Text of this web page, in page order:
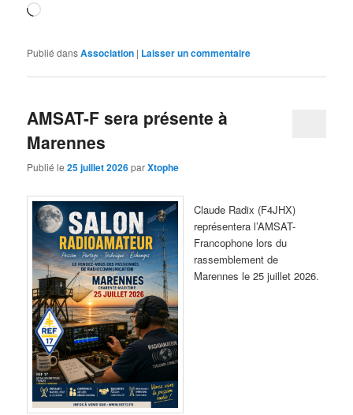
Chargement…
Publié dansAssociation | Laisser un commentaire
AMSAT-F sera présente à
Marennes
Publié le25 juillet 2026parXtophe
Claude Radix (F4JHX)
représentera l’AMSAT-
Francophone lors du
rassemblement de
Marennes le 25 juillet 2026.